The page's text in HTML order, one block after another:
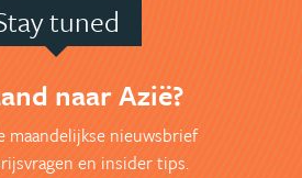
tuned
naar Azië?
maandelijkse nieuwsbrief
en insider tips.